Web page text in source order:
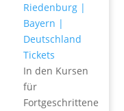
Tickets
In den Kursen
für
Fortgeschrittene